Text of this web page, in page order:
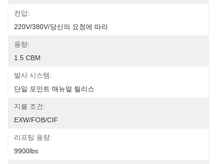
전압:
220V/380V/당신의 요청에 따라
용량:
1.5 CBM
발사 시스템:
단일 포인트 매뉴얼 릴리스
지불 조건:
EXW/FOB/CIF
리프팅 용량:
9900lbs